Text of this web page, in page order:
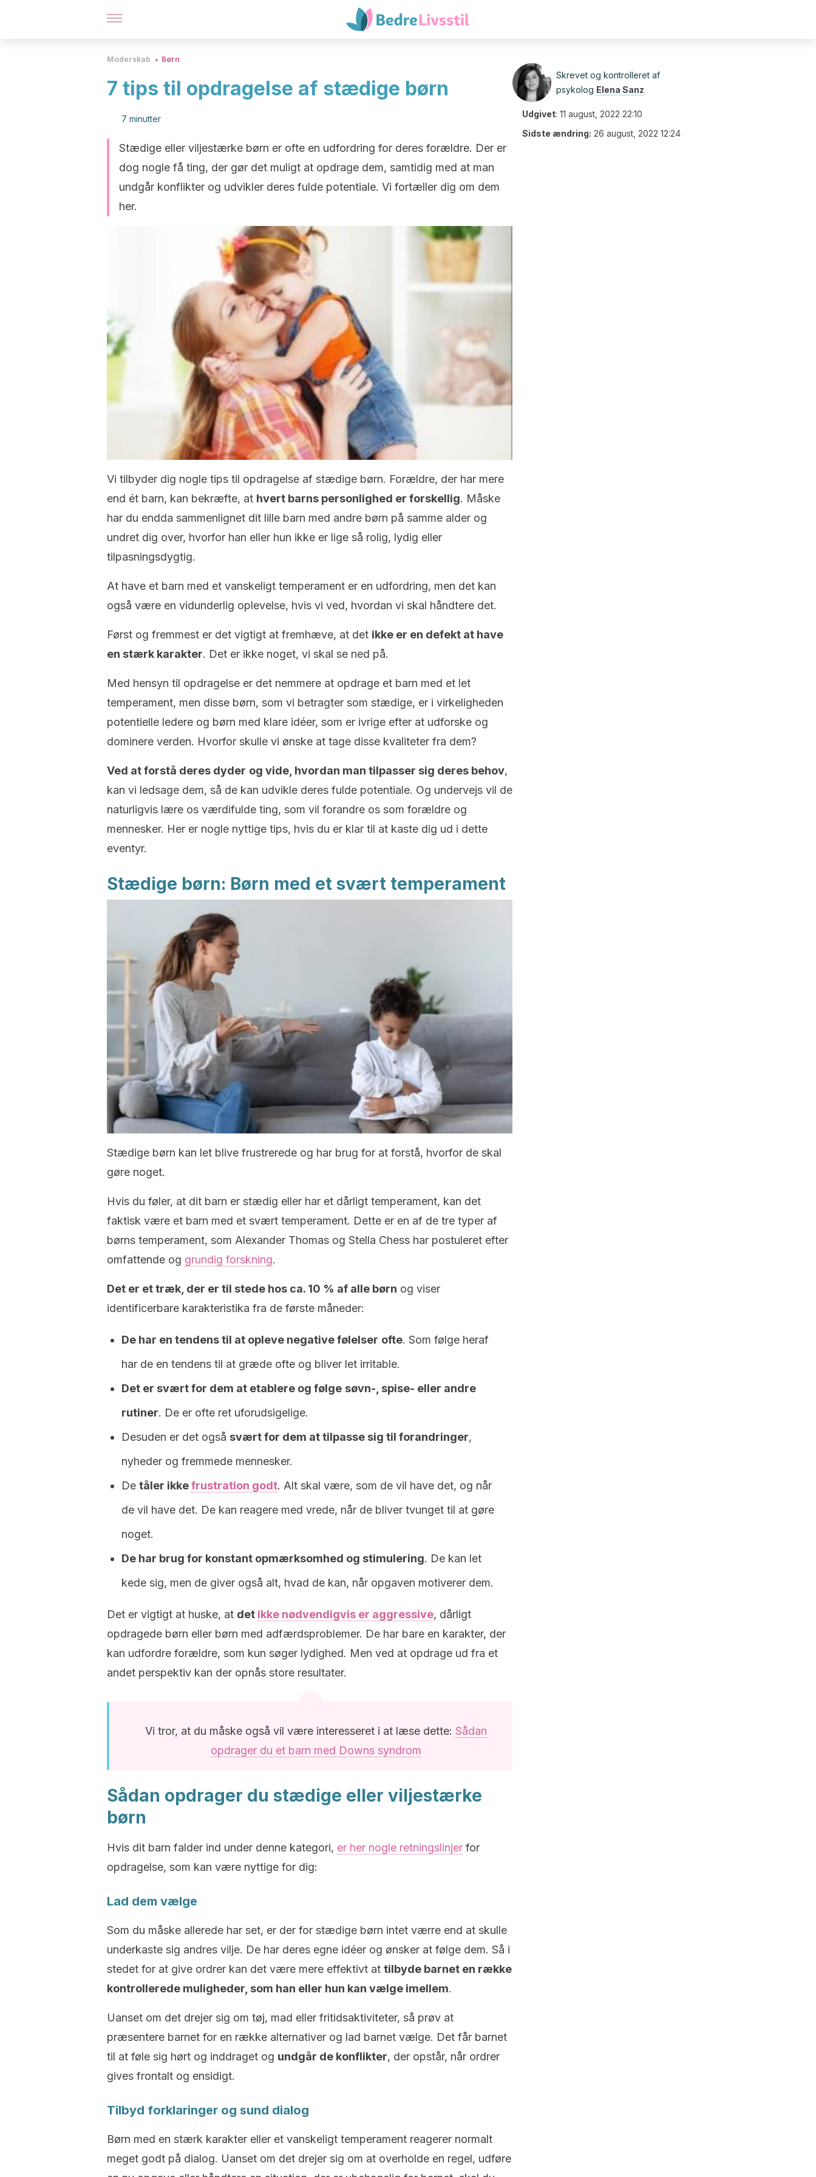
Moderskab Børn
7 tips til opdragelse af stædige børn
7 minutter
Stædige eller viljestærke børn er ofte en udfordring for deres forældre. Der er
dog nogle få ting, der gør det muligt at opdrage dem, samtidig med at man
undgår konflikter og udvikler deres fulde potentiale. Vi fortæller dig om dem
her.
Vi tilbyder dig nogle tips til opdragelse af stædige børn. Forældre, der har mere
end ét barn, kan bekræfte, at hvert barns personlighed er forskellig. Måske
har du endda sammenlignet dit lille barn med andre børn på samme alder og
undret dig over, hvorfor han eller hun ikke er lige så rolig, lydig eller
tilpasningsdygtig.
At have et barn med et vanskeligt temperament er en udfordring, men det kan
også være en vidunderlig oplevelse, hvis vi ved, hvordan vi skal håndtere det.
Først og fremmest er det vigtigt at fremhæve, at det ikke er en defekt at have
en stærk karakter. Det er ikke noget, vi skal se ned på.
Med hensyn til opdragelse er det nemmere at opdrage et barn med et let
temperament, men disse børn, som vi betragter som stædige, er i virkeligheden
potentielle ledere og børn med klare idéer, som er ivrige efter at udforske og
dominere verden. Hvorfor skulle vi ønske at tage disse kvaliteter fra dem?
Ved at forstå deres dyder og vide, hvordan man tilpasser sig deres behov,
kan vi ledsage dem, så de kan udvikle deres fulde potentiale. Og undervejs vil de
naturligvis lære os værdifulde ting, som vil forandre os som forældre og
mennesker. Her er nogle nyttige tips, hvis du er klar til at kaste dig ud i dette
eventyr.
Stædige børn: Børn med et svært temperament
Stædige børn kan let blive frustrerede og har brug for at forstå, hvorfor de skal
gøre noget.
Hvis du føler, at dit barn er stædig eller har et dårligt temperament, kan det
faktisk være et barn med et svært temperament. Dette er en af de tre typer af
børns temperament, som Alexander Thomas og Stella Chess har postuleret efter
omfattende og grundig forskning.
Det er et træk, der er til stede hos ca. 10 % af alle børn og viser
identificerbare karakteristika fra de første måneder:
De har en tendens til at opleve negative følelser ofte. Som følge heraf
har de en tendens til at græde ofte og bliver let irritable.
Det er svært for dem at etablere og følge søvn-, spise- eller andre
rutiner. De er ofte ret uforudsigelige.
Desuden er det også svært for dem at tilpasse sig til forandringer,
nyheder og fremmede mennesker.
De tåler ikkefrustration godt. Alt skal være, som de vil have det, og når
de vil have det. De kan reagere med vrede, når de bliver tvunget til at gøre
noget.
De har brug for konstant opmærksomhed og stimulering. De kan let
kede sig, men de giver også alt, hvad de kan, når opgaven motiverer dem.
Det er vigtigt at huske, at det ikke nødvendigvis er aggressive, dårligt
opdragede børn eller børn med adfærdsproblemer. De har bare en karakter, der
kan udfordre forældre, som kun søger lydighed. Men ved at opdrage ud fra et
andet perspektiv kan der opnås store resultater.
Vi tror, at du måske også vil være interesseret i at læse dette: Sådan
opdrager du et barn med Downs syndrom
Sådan opdrager du stædige eller viljestærke
børn
Hvis dit barn falder ind under denne kategori, er her nogle retningslinjer for
opdragelse, som kan være nyttige for dig:
Lad dem vælge
Som du måske allerede har set, er der for stædige børn intet værre end at skulle
underkaste sig andres vilje. De har deres egne idéer og ønsker at følge dem. Så i
stedet for at give ordrer kan det være mere effektivt at tilbyde barnet en række
kontrollerede muligheder, som han eller hun kan vælge imellem.
Uanset om det drejer sig om tøj, mad eller fritidsaktiviteter, så prøv at
præsentere barnet for en række alternativer og lad barnet vælge. Det får barnet
til at føle sig hørt og inddraget og undgår de konflikter, der opstår, når ordrer
gives frontalt og ensidigt.
Tilbyd forklaringer og sund dialog
Børn med en stærk karakter eller et vanskeligt temperament reagerer normalt
meget godt på dialog. Uanset om det drejer sig om at overholde en regel, udføre
Skrevet og kontrolleret af
psykolog Elena Sanz
Udgivet: 11 august, 2022 22:10
Sidste ændring: 26 august, 2022 12:24